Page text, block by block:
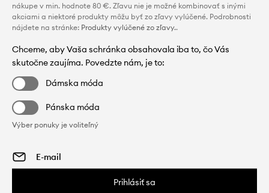
nákupe v min. hodnote 80 €. Zľavu nie je možné kombinovať s inými
akciami a niektoré produkty môžu byť zo zľavy vylúčené. Podrobnosti
nájdete na stránke: Produkty vylúčené zo zľavy..
Chceme, aby Vaša schránka obsahovala iba to, čo Vás
skutočne zaujíma. Povedzte nám, je to:
Dámska móda
Pánska móda
Výber ponuky je voliteľný
Prihlásiť sa